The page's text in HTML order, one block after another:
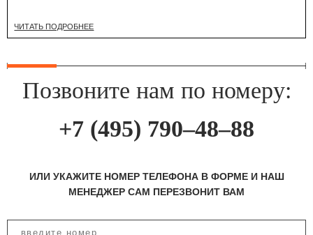
ЧИТАТЬ ПОДРОБНЕЕ
Позвоните нам по номеру:
+7 (495) 790–48–88
ИЛИ УКАЖИТЕ НОМЕР ТЕЛЕФОНА В ФОРМЕ И НАШ
МЕНЕДЖЕР САМ ПЕРЕЗВОНИТ ВАМ